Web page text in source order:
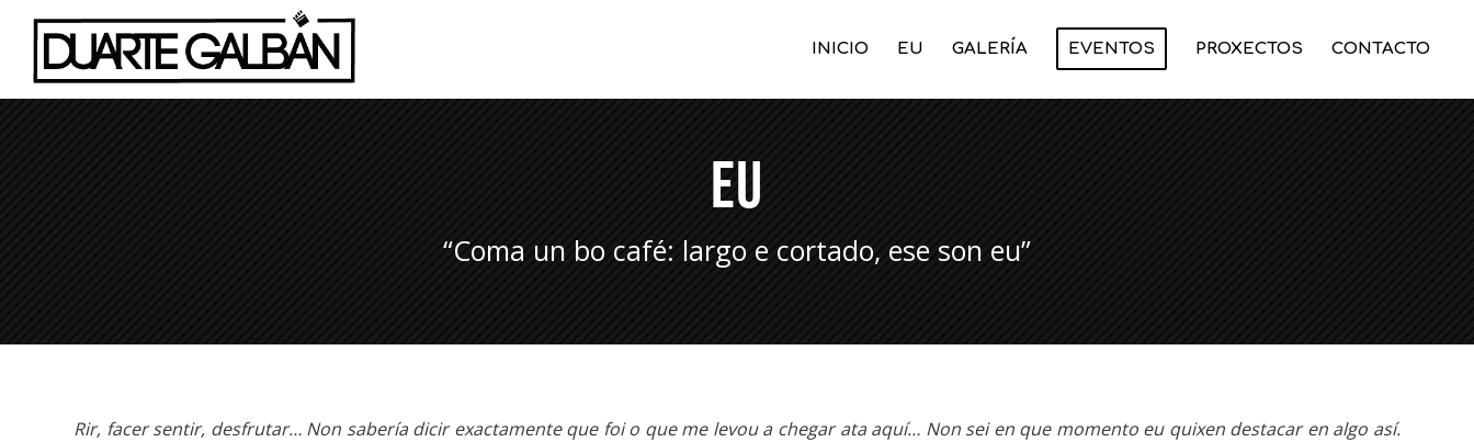
INICIO EU GALERÍA EVENTOS PROXECTOS CONTACTO
EU
“Coma un bo café: largo e cortado, ese son eu”
Rir, facer sentir, desfrutar… Non sabería dicir exactamente que foi o que me levou a chegar ata aquí… Non sei en que momento eu quixen destacar en algo así.